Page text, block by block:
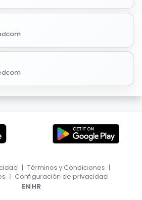
| Términos y Condiciones |
| Configuración de privacidad
EN|HR